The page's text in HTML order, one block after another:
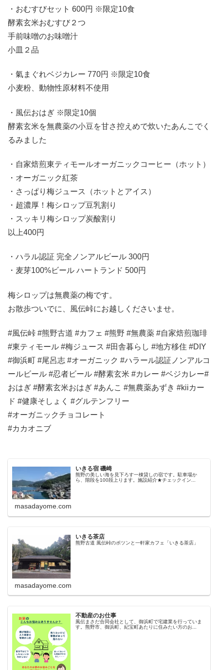
・おむすびセット 600円 ※限定10食
酵素玄米おむすび２つ
手前味噌のお味噌汁
小皿２品
・氣まぐれベジカレー 770円 ※限定10食
小麦粉、動物性原材料不使用
・風伝おはぎ ※限定10個
酵素玄米を無農薬の小豆を甘さ控えめで炊いたあんこでく
るみました
・自家焙煎東ティモールオーガニックコーヒー（ホット）
・オーガニック紅茶
・さっぱり梅ジュース（ホットとアイス）
・超濃厚！梅シロップ豆乳割り
・スッキリ梅シロップ炭酸割り
以上400円
・ハラル認証 完全ノンアルビール 300円
・麦芽100%ビール ハートランド 500円
梅シロップは無農薬の梅です。
お散歩ついでに、風伝峠にお越しくださいませ。
#風伝峠 #熊野古道 #カフェ #熊野 #無農薬 #自家焙煎珈琲
#東ティモール #梅ジュース #田舎暮らし #地方移住 #DIY
#御浜町 #尾呂志 #オーガニック #ハラール認証ノンアルコ
ールビール #忍者ビール #酵素玄米 #カレー #ベジカレー#
おはぎ #酵素玄米おはぎ #あんこ #無農薬あずき #kiiカー
ド #健康そしょく #グルテンフリー
#オーガニックチョコレート
#カカオニブ
いきる宿 磯崎
熊野の美しい海を見下ろす一棟貸しの宿です。駐車場か
ら、階段を100段上ります。施設紹介★チェックイン...
masadayome.com
いきる茶店
熊野古道 風伝峠のポツンと一軒家カフェ「いきる茶店」
masadayome.com
不動産のお仕事
風伝まさだ合同会社として、御浜町で宅建業を行っていま
す。熊野市、御浜町、紀宝町あたりに住みたい方のお...